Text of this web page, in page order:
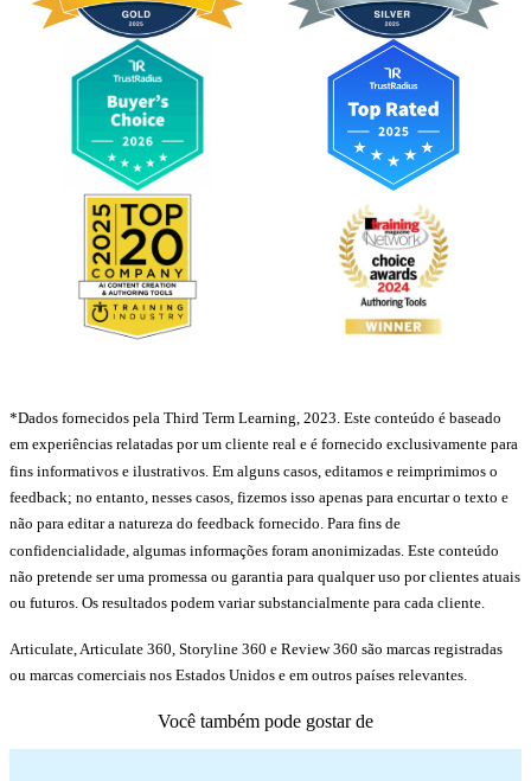
*Dados fornecidos pela Third Term Learning, 2023. Este conteúdo é baseado
em experiências relatadas por um cliente real e é fornecido exclusivamente para
fins informativos e ilustrativos. Em alguns casos, editamos e reimprimimos o
feedback; no entanto, nesses casos, fizemos isso apenas para encurtar o texto e
não para editar a natureza do feedback fornecido. Para fins de
confidencialidade, algumas informações foram anonimizadas. Este conteúdo
não pretende ser uma promessa ou garantia para qualquer uso por clientes atuais
ou futuros. Os resultados podem variar substancialmente para cada cliente.
Articulate, Articulate 360, Storyline 360 e Review 360 são marcas registradas
ou marcas comerciais nos Estados Unidos e em outros países relevantes.
Você também pode gostar de